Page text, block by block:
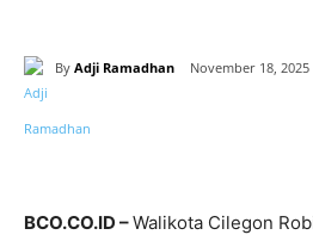
By Adji Ramadhan November 18, 2025
BCO.CO.ID –Walikota Cilegon